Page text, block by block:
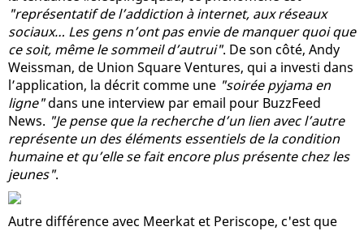
"représentatif de l’addiction à internet, aux réseaux
sociaux… Les gens n’ont pas envie de manquer quoi que
ce soit, même le sommeil d’autrui". De son côté, Andy
Weissman, de Union Square Ventures, qui a investi dans
l’application, la décrit comme une "soirée pyjama en
ligne"dans une interview par email pour BuzzFeed
News. "Je pense que la recherche d’un lien avec l’autre
représente un des éléments essentiels de la condition
humaine et qu’elle se fait encore plus présente chez les
jeunes".
Autre différence avec Meerkat et Periscope, c'est que